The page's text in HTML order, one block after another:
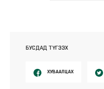
БУСДАД ТҮГЭЭХ
ХУВААЛЦАХ